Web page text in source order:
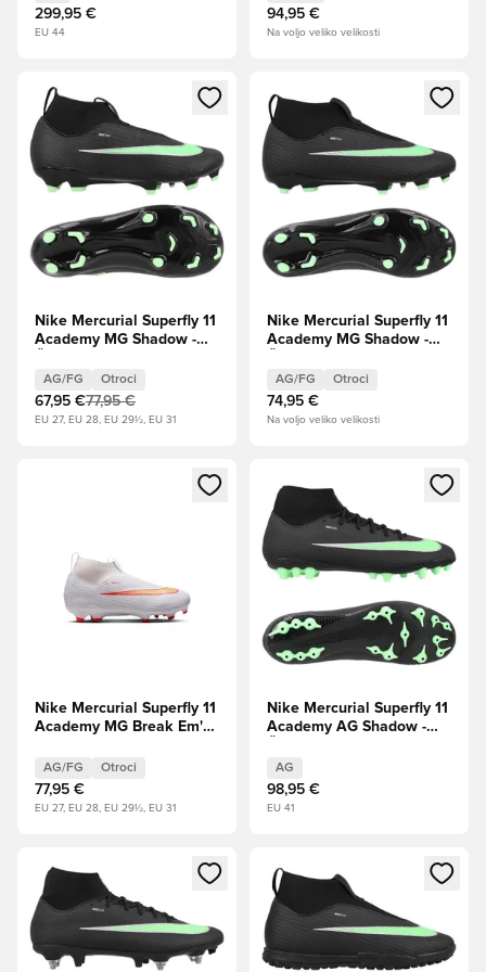
kovinska OMEJENA
IZDAJA
299,95 €
EU 44
94,95 €
Na voljo veliko velikosti
Odpre Modal za prijavo ali vpis kot član
Nike Mercurial Superfly 11
Academy MG Shadow -
AG/FG Otroci
67,95 €77,95 €
EU 27, EU 28, EU 29½, EU 31
Odpre Modal za prijavo ali
Nike Mercurial Superfly 11
Academy MG Shadow -
AG/FG Otroci
74,95 €
Na voljo veliko velikosti
Odpre Modal za prijavo ali vpis kot član
Nike Mercurial Superfly 11
Academy MG Break Em'
AG/FG Otroci
77,95 €
EU 27, EU 28, EU 29½, EU 31
Odpre Modal za prijavo ali
Nike Mercurial Superfly 11
Academy AG Shadow -
AG
98,95 €
EU 41
Odpre Modal za prijavo ali vpis kot članOdpre Modal za prijavo ali